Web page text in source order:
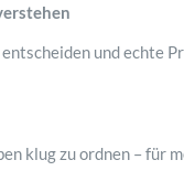
und echte
klug zu ordnen – für